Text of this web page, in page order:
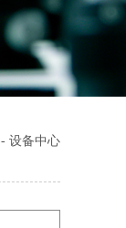
- 设备中心